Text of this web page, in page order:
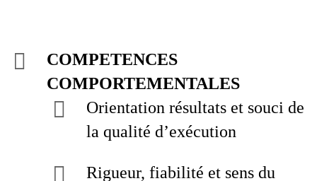
COMPETENCES
COMPORTEMENTALES
Orientation résultats et souci de
la qualité d’exécution
Rigueur, fiabilité et sens du